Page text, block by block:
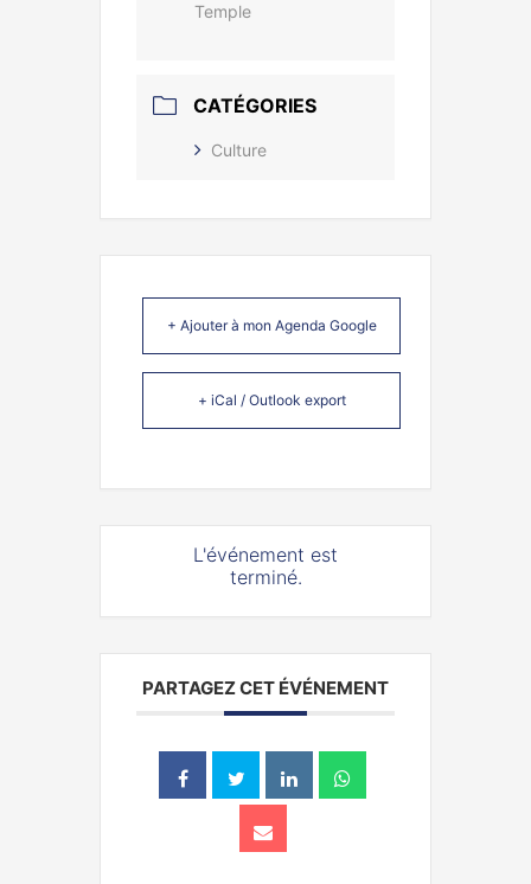
Temple
CATÉGORIES
Culture
+ Ajouter à mon Agenda Google
+ iCal / Outlook export
L'événement est
terminé.
PARTAGEZ CET ÉVÉNEMENT